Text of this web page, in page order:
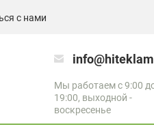
с нами
Мы работаем с 9:00
19:00, выходной -
воскресенье